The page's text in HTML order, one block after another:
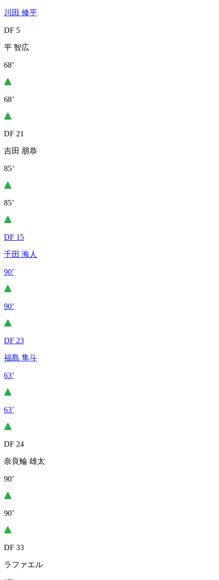
川田 修平
DF 5
平 智広
68’
68’
DF 21
吉田 朋恭
85’
85’
DF 15
千田 海人
90’
90’
DF 23
福島 隼斗
63’
63’
DF 24
奈良輪 雄太
90’
90’
DF 33
ラファエル